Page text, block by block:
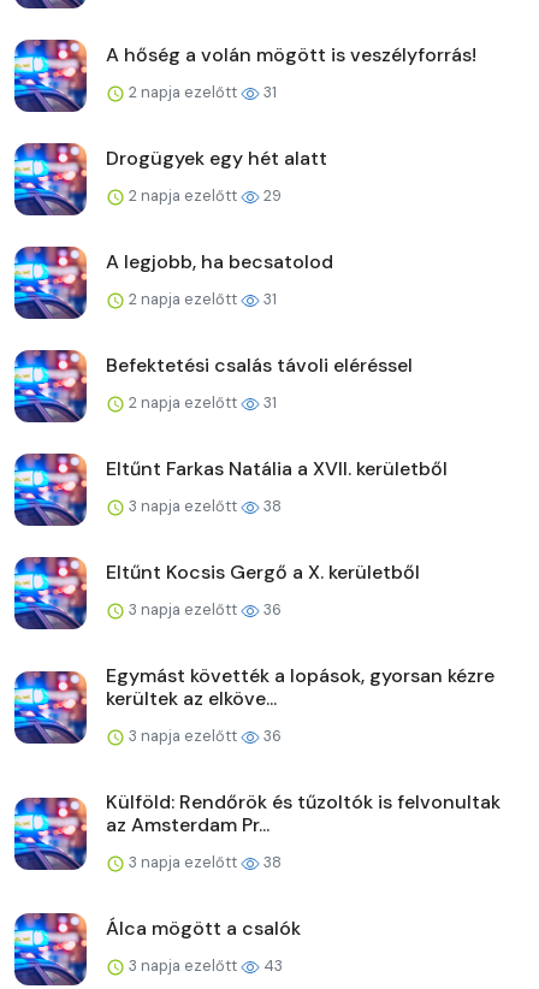
A hőség a volán mögött is veszélyforrás!
2 napja ezelőtt 31
Drogügyek egy hét alatt
2 napja ezelőtt 29
A legjobb, ha becsatolod
2 napja ezelőtt 31
Befektetési csalás távoli eléréssel
2 napja ezelőtt 31
Eltűnt Farkas Natália a XVII. kerületből
3 napja ezelőtt 38
Eltűnt Kocsis Gergő a X. kerületből
3 napja ezelőtt 36
Egymást követték a lopások, gyorsan kézre
kerültek az elköve...
3 napja ezelőtt 36
Külföld: Rendőrök és tűzoltók is felvonultak
az Amsterdam Pr...
3 napja ezelőtt 38
Álca mögött a csalók
3 napja ezelőtt 43